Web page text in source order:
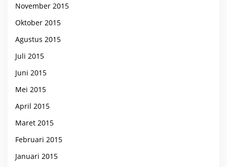
November 2015
Oktober 2015
Agustus 2015
Juli 2015
Juni 2015
Mei 2015
April 2015
Maret 2015
Februari 2015
Januari 2015